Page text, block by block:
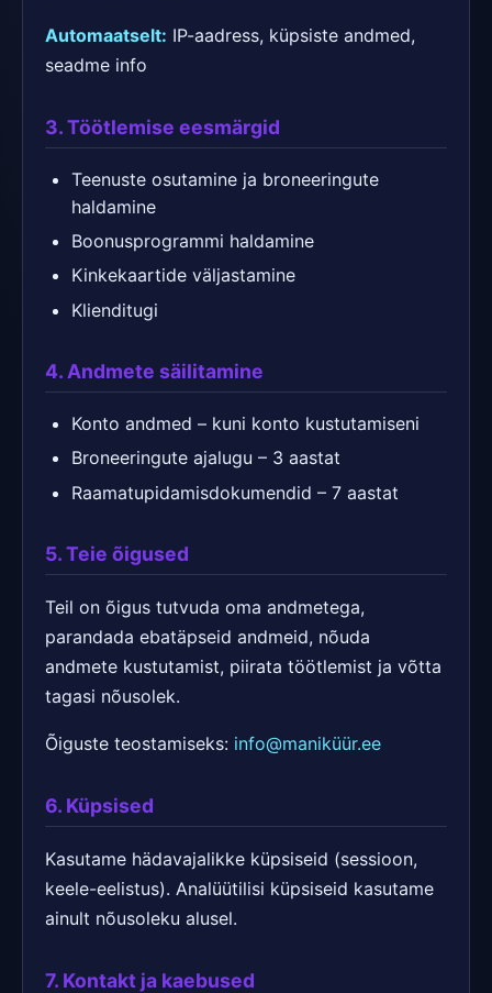
Automaatselt: IP-aadress, küpsiste andmed,
seadme info
3. Töötlemise eesmärgid
Teenuste osutamine ja broneeringute
haldamine
Boonusprogrammi haldamine
Kinkekaartide väljastamine
Klienditugi
4. Andmete säilitamine
Konto andmed – kuni konto kustutamiseni
Broneeringute ajalugu – 3 aastat
Raamatupidamisdokumendid – 7 aastat
5. Teie õigused
Teil on õigus tutvuda oma andmetega,
parandada ebatäpseid andmeid, nõuda
andmete kustutamist, piirata töötlemist ja võtta
tagasi nõusolek.
Õiguste teostamiseks: info@maniküür.ee
6. Küpsised
Kasutame hädavajalikke küpsiseid (sessioon,
keele-eelistus). Analüütilisi küpsiseid kasutame
ainult nõusoleku alusel.
7. Kontakt ja kaebused